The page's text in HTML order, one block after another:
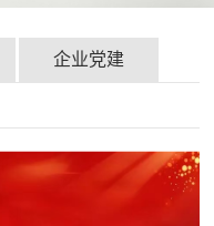
企业党建